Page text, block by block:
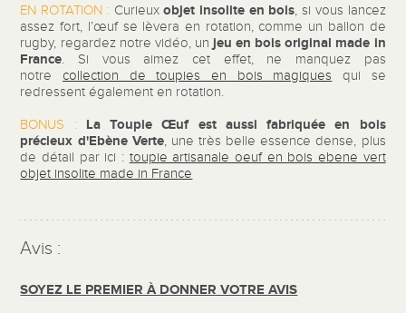
EN ROTATION : Curieuxobjet insolite en bois, si vous lancez
assez fort, l’œuf se lèvera en rotation, comme un ballon de
rugby, regardez notre vidéo, un jeu en bois original made in
France. Si vous aimez cet effet, ne manquez pas
notre collection de toupies en bois magiques qui se
redressent également en rotation.
BONUS : La Toupie Œuf est aussi fabriquée en bois
précieux d'Ebène Verte, une très belle essence dense, plus
de détail par ici : toupie artisanale oeuf en bois ebene vert
objet insolite made in France
Avis :
SOYEZ LE PREMIER À DONNER VOTRE AVIS